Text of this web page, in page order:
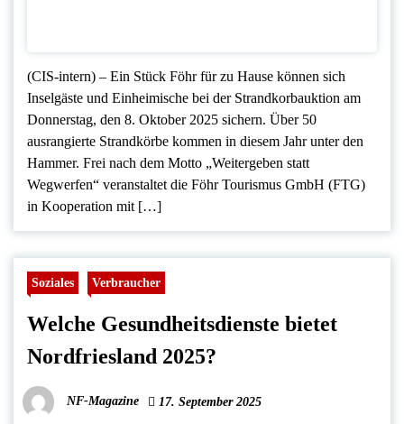
(CIS-intern) – Ein Stück Föhr für zu Hause können sich
Inselgäste und Einheimische bei der Strandkorbauktion am
Donnerstag, den 8. Oktober 2025 sichern. Über 50
ausrangierte Strandkörbe kommen in diesem Jahr unter den
Hammer. Frei nach dem Motto „Weitergeben statt
Wegwerfen“ veranstaltet die Föhr Tourismus GmbH (FTG)
in Kooperation mit […]
Soziales Verbraucher
Welche Gesundheitsdienste bietet
Nordfriesland 2025?
NF-Magazine 17. September 2025